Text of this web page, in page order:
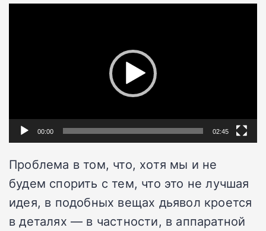
00:00 02:45
Проблема в том, что, хотя мы и не
будем спорить с тем, что это не лучшая
идея, в подобных вещах дьявол кроется
в деталях — в частности, в аппаратной